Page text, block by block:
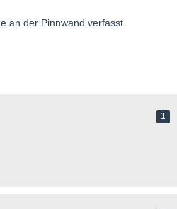
an der Pinnwand verfasst.
1